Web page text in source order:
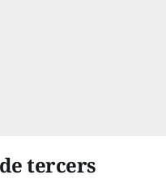
tercers